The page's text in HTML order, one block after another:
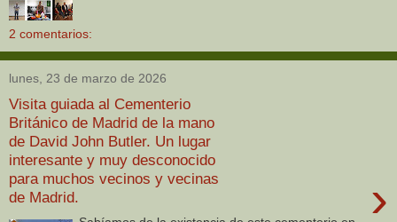
2 comentarios:
lunes, 23 de marzo de 2026
Visita guiada al Cementerio
Británico de Madrid de la mano
de David John Butler. Un lugar
interesante y muy desconocido
para muchos vecinos y vecinas
de Madrid.
›